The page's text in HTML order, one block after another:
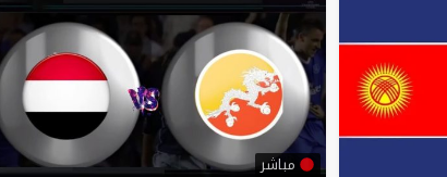
مباشر